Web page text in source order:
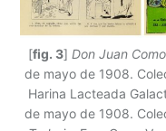
[fig. 3] Don Juan
de mayo de 1908.
Harina Lacteada
de mayo de 1908.